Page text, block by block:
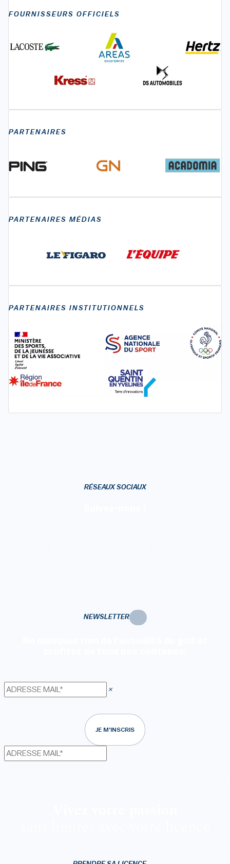
FOURNISSEURS OFFICIELS
PARTENAIRES
PARTENAIRES MÉDIAS
PARTENAIRES INSTITUTIONNELS
RÉSEAUX SOCIAUX
NEWSLETTER
×
JE M'INSCRIS